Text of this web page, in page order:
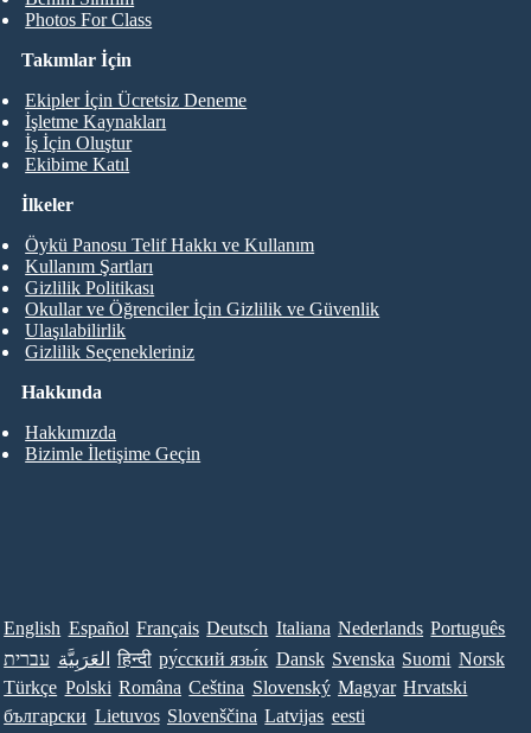
Photos For Class
Takımlar İçin
Ekipler İçin Ücretsiz Deneme
İşletme Kaynakları
İş İçin Oluştur
Ekibime Katıl
Hakkında
Hakkımızda
Bizimle İletişime Geçin
İlkeler
Öykü Panosu Telif Hakkı ve Kullanım
Kullanım Şartları
Gizlilik Politikası
Okullar ve Öğrenciler İçin Gizlilik ve Güvenlik
Ulaşılabilirlik
Gizlilik Seçenekleriniz
English Español Français Deutsch Italiana Nederlands Português
עברית العَرَبِيَّة हिन्दी ру́сский язы́к Dansk Svenska Suomi Norsk
Türkçe Polski Româna Ceština Slovenský Magyar Hrvatski
български Lietuvos Slovenščina Latvijas eesti